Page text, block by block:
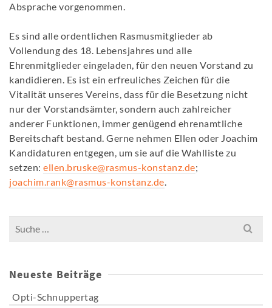
Absprache vorgenommen.
Es sind alle ordentlichen Rasmusmitglieder ab
Vollendung des 18. Lebensjahres und alle
Ehrenmitglieder eingeladen, für den neuen Vorstand zu
kandidieren. Es ist ein erfreuliches Zeichen für die
Vitalität unseres Vereins, dass für die Besetzung nicht
nur der Vorstandsämter, sondern auch zahlreicher
anderer Funktionen, immer genügend ehrenamtliche
Bereitschaft bestand. Gerne nehmen Ellen oder Joachim
Kandidaturen entgegen, um sie auf die Wahlliste zu
setzen: ellen.bruske@rasmus-konstanz.de;
joachim.rank@rasmus-konstanz.de.
Search
Neueste Beiträge
Opti-Schnuppertag